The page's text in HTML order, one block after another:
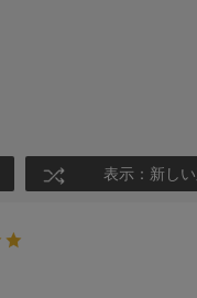
表示：新し